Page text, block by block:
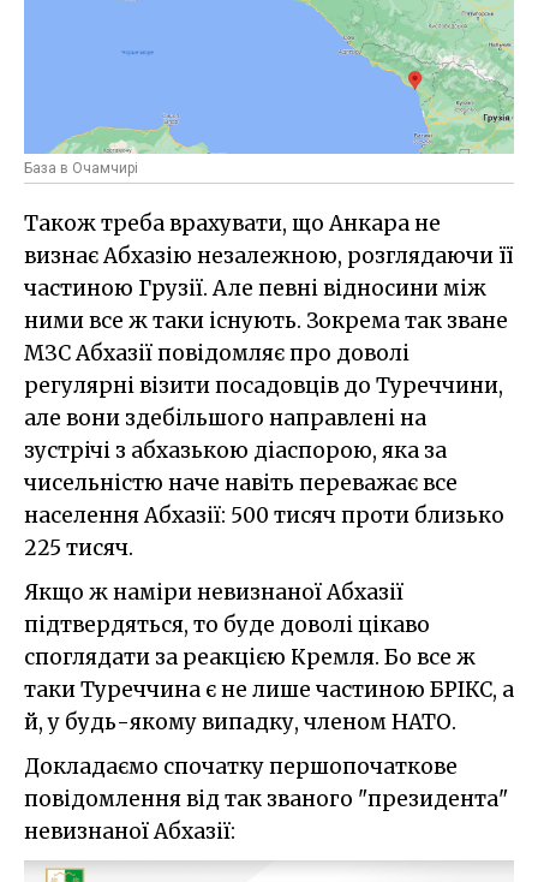
База в Очамчирі
Також треба врахувати, що Анкара не
визнає Абхазію незалежною, розглядаючи її
частиною Грузії. Але певні відносини між
ними все ж таки існують. Зокрема так зване
МЗС Абхазії повідомляє про доволі
регулярні візити посадовців до Туреччини,
але вони здебільшого направлені на
зустрічі з абхазькою діаспорою, яка за
чисельністю наче навіть переважає все
населення Абхазії: 500 тисяч проти близько
225 тисяч.
Якщо ж наміри невизнаної Абхазії
підтвердяться, то буде доволі цікаво
споглядати за реакцією Кремля. Бо все ж
таки Туреччина є не лише частиною БРІКС, а
й, у будь-якому випадку, членом НАТО.
Докладаємо спочатку першопочаткове
повідомлення від так званого "президента"
невизнаної Абхазії: